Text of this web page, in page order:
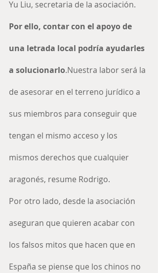
Yu Liu, secretaria de la asociación.
Por ello, contar con el apoyo de
una letrada local podría ayudarles
a solucionarlo.Nuestra labor será la
de asesorar en el terreno jurídico a
sus miembros para conseguir que
tengan el mismo acceso y los
mismos derechos que cualquier
aragonés, resume Rodrigo.
Por otro lado, desde la asociación
aseguran que quieren acabar con
los falsos mitos que hacen que en
España se piense que los chinos no